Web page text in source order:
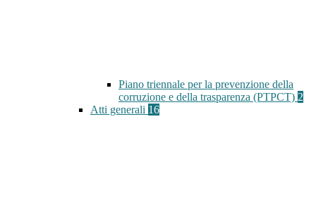
Piano triennale per la prevenzione della
corruzione e della trasparenza (PTPCT) 2
Atti generali 16